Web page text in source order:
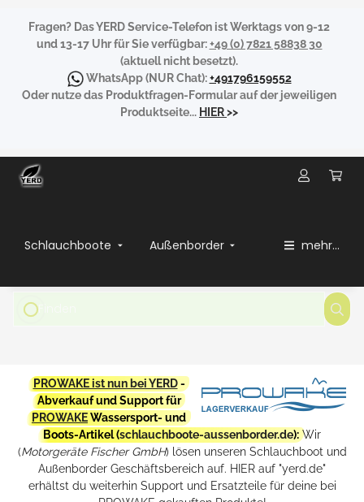
Fragen? Das YERD Service-Telefon ist Werktags von 9-12
und 13-17 Uhr für Sie verfügbar:+49 (0) 7821 58838 30
(aktuell nicht besetzt).
WhatsApp(NUR Chat):+491796159552
Oder nutze das Produktfragen-Formular auf der jeweiligen
Produktseite... HIER>>
Schlauchboote Außenborder mehr...
PROWAKE ist nun bei YERD-
Abverkauf und Support für
PROWAKEWassersport- und
Boots-Artikel (schlauchboote-aussenborder.de): Wir
(Motorgeräte Fischer GmbH) lösen unseren Schlauchboot und
Außenborder Geschäftsbereich auf. HIER auf "yerd.de"
erhältst du weiterhin Support und Ersatzteile für deine bei